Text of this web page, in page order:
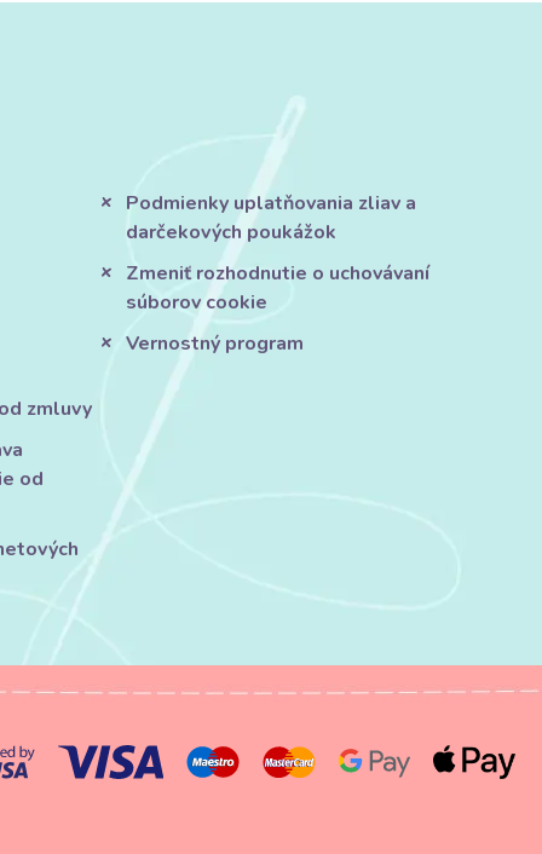
zmluvy
od
Podmienky uplatňovania zliav a
darčekových poukážok
Zmeniť rozhodnutie o uchovávaní
súborov cookie
Vernostný program